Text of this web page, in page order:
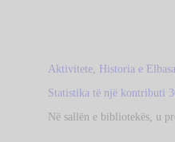
Aktivitete Historia e
Statistika të një kontributi
Në sallën e bibliotekës, u